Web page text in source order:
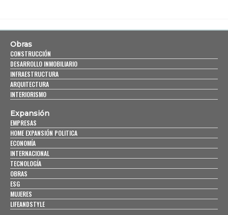
Obras
CONSTRUCCIÓN
DESARROLLO INMOBILIARIO
INFRAESTRUCTURA
ARQUITECTURA
INTERIORISMO
Expansión
EMPRESAS
HOME EXPANSIÓN POLITICA
ECONOMÍA
INTERNACIONAL
TECNOLOGÍA
OBRAS
ESG
MUJERES
LIFEANDSTYLE